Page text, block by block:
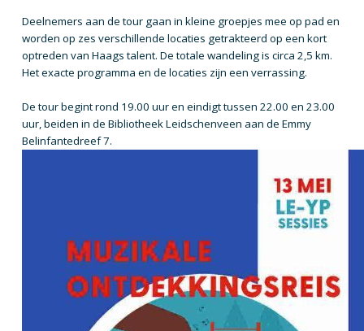
Deelnemers aan de tour gaan in kleine groepjes mee op pad en
worden op zes verschillende locaties getrakteerd op een kort
optreden van Haags talent. De totale wandeling is circa 2,5 km.
Het exacte programma en de locaties zijn een verrassing.
De tour begint rond 19.00 uur en eindigt tussen 22.00 en 23.00
uur, beiden in de Bibliotheek Leidschenveen aan de Emmy
Belinfantedreef 7.